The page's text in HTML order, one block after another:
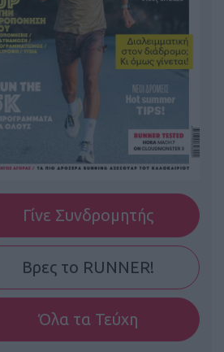
Γίνε Συνδρομητής
Βρες το RUNNER!
Όλα τα Τεύχη